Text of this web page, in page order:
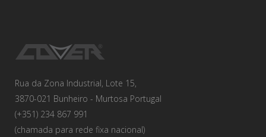
Rua da Zona Industrial, Lote 15,
3870-021 Bunheiro - Murtosa Portugal
(+351) 234 867 991
(chamada para rede fixa nacional)